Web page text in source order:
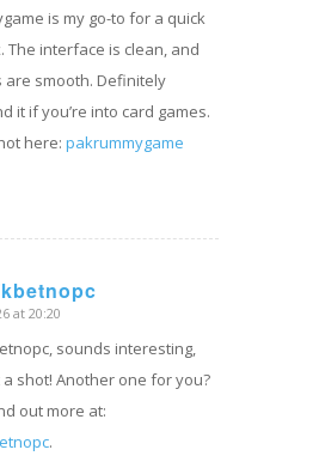
is my go-to for a quick
The interface is clean, and
are smooth. Definitely
it if you’re into card games.
here: pakrummygame
at 20:20
sounds interesting,
a shot! Another one for you?
out more at:
.